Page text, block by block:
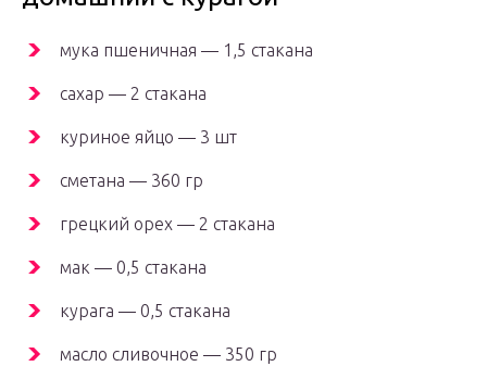
мука пшеничная — 1,5 стакана
сахар — 2 стакана
куриное яйцо — 3 шт
сметана — 360 гр
грецкий орех — 2 стакана
мак — 0,5 стакана
курага — 0,5 стакана
масло сливочное — 350 гр